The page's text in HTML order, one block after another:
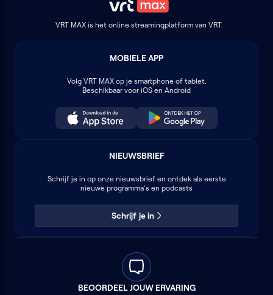
VRT MAX is het online streamingplatform van VRT.
MOBIELE APP
Volg VRT MAXop je smartphone of tablet.
Beschikbaar voor iOS en Android
NIEUWSBRIEF
Schrijf je in op onze nieuwsbrief en ontdek als eerste
nieuwe programma's en podcasts
Schrijf je in
BEOORDEEL JOUW ERVARING